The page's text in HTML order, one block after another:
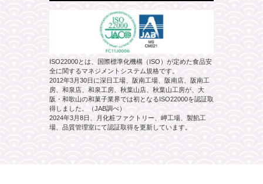
ISO22000とは、国際標準化機構（ISO）が定めた食品安
全に関するマネジメントシステム規格です。
2012年3月30日に深日工場、阪南工場、阪南店、阪南工
房、和泉店、和泉工房、秋葉山店、秋葉山工房が、大
阪・和歌山の和菓子業界では初となるISO22000を認証取
得しました。（JAB調べ）
2024年3月8日、月化粧ファクトリー、岬工場、製餡工
場、品質管理室にて認証取得を更新しています。